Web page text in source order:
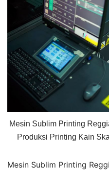
Mesin Sublim Printing
Produksi Printing Kain
Mesin Sublim Printing